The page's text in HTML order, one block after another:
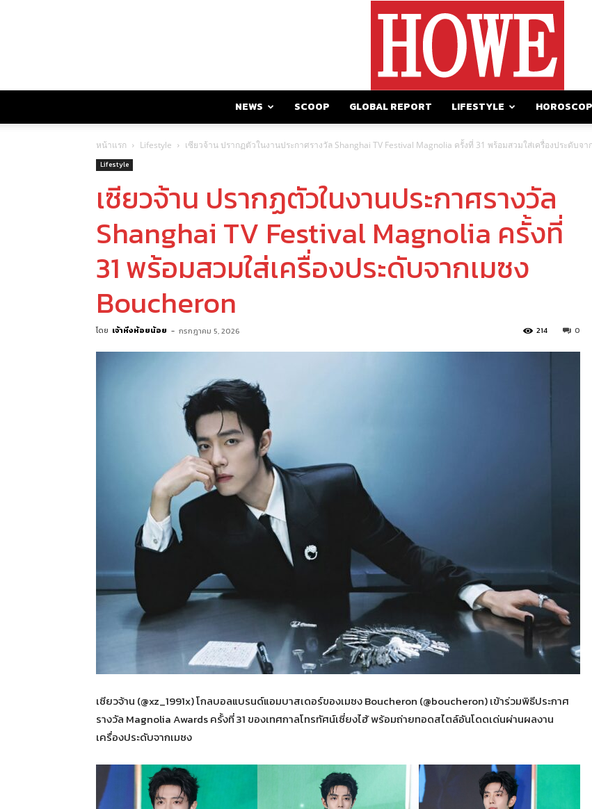
NEWS SCOOP GLOBAL REPORT LIFESTYLE
หน้าแรก Lifestyle เซียวจ้าน ปรากฏตัวในงานประกาศรางวัล Shanghai TV Festival Magnolia ครั้งที่ 31 พร้อมสวมใส่เครื่องประดับจา
Lifestyle
เซียวจ้าน ปรากฏตัวในงานประกาศรางวัล
Shanghai TV Festival Magnolia ครั้งที่
31 พร้อมสวมใส่เครื่องประดับจากเมซง
Boucheron
โดย เจ้าหิ่งห้อยน้อย - กรกฎาคม 5, 2026 0
214
เซียวจ้าน (@xz_1991x) โกลบอลแบรนด์แอมบาสเดอร์ของเมซง Boucheron (@boucheron) เข้าร่วมพิธีประกาศ
รางวัล Magnolia Awards ครั้งที่ 31 ของเทศกาลโทรทัศน์เซี่ยงไฮ้ พร้อมถ่ายทอดสไตล์อันโดดเด่นผ่านผลงาน
เครื่องประดับจากเมซง